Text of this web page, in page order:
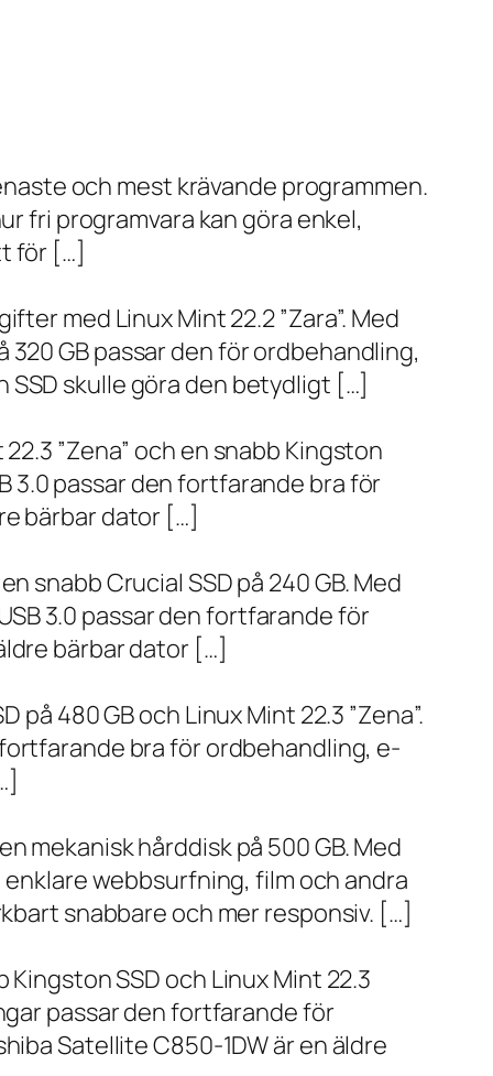
och mest krävande programmen.
fri programvara kan göra enkel,
för […]
med Linux Mint 22.2 ”Zara”. Med
GB passar den för ordbehandling,
skulle göra den betydligt […]
”Zena” och en snabb Kingston
3.0 passar den fortfarande bra för
bärbar dator […]
snabb Crucial SSD på 240 GB. Med
3.0 passar den fortfarande för
bärbar dator […]
480 GB och Linux Mint 22.3 ”Zena”.
bra för ordbehandling, e-
mekanisk hårddisk på 500 GB. Med
webbsurfning, film och andra
snabbare och mer responsiv. […]
SSD och Linux Mint 22.3
passar den fortfarande för
Satellite C850-1DW är en äldre